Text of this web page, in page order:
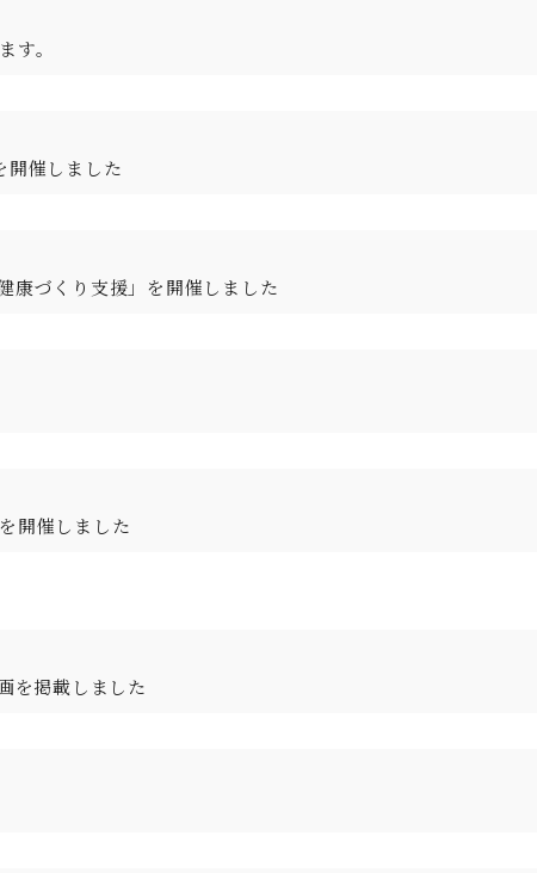
す。
開催しました
康づくり支援」を開催しました
開催しました
を掲載しました